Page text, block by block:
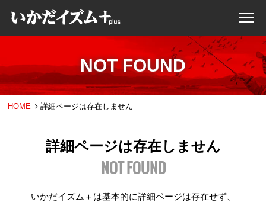
NOT FOUND
HOME 詳細ページは存在しません
詳細ページは存在しません
NOT FOUND
いかだイズム＋は基本的に詳細ページは存在せず、